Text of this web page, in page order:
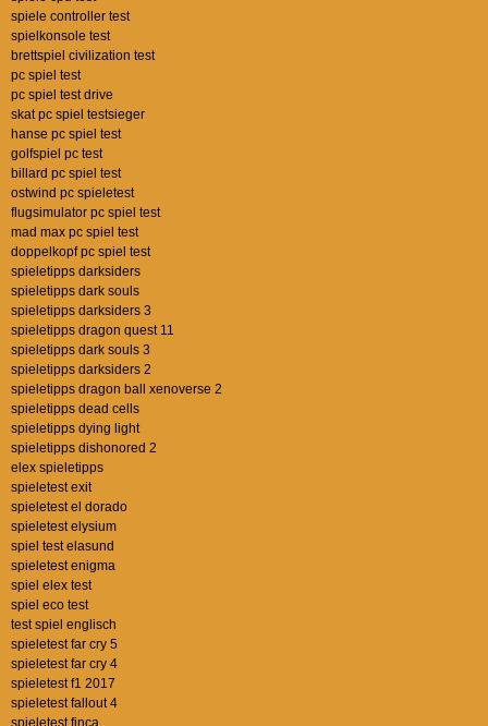
spiele controller test
spielkonsole test
brettspiel civilization test
pc spiel test
pc spiel test drive
skat pc spiel testsieger
hanse pc spiel test
golfspiel pc test
billard pc spiel test
ostwind pc spieletest
flugsimulator pc spiel test
mad max pc spiel test
doppelkopf pc spiel test
spieletipps darksiders
spieletipps dark souls
spieletipps darksiders 3
spieletipps dragon quest 11
spieletipps dark souls 3
spieletipps darksiders 2
spieletipps dragon ball xenoverse 2
spieletipps dead cells
spieletipps dying light
spieletipps dishonored 2
elex spieletipps
spieletest exit
spieletest el dorado
spieletest elysium
spiel test elasund
spieletest enigma
spiel elex test
spiel eco test
test spiel englisch
spieletest far cry 5
spieletest far cry 4
spieletest f1 2017
spieletest fallout 4
spieletest finca